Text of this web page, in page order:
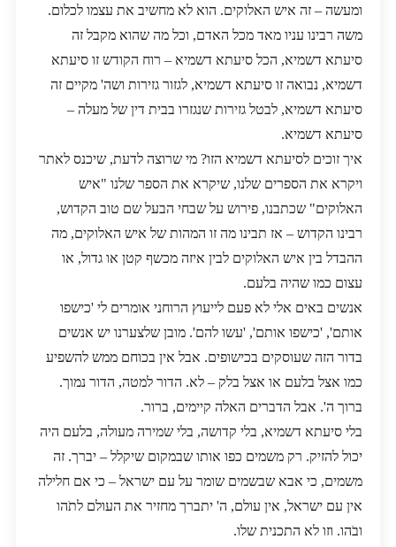
ומעשה – זה איש האלוקים. הוא לא מחשיב את עצמו לכלום.
משה רבינו עניו מאד מכל האדם, וכל מה שהוא מקבל זה
סיעתא דשמיא, הכל סיעתא דשמיא – רוח הקודש זו סיעתא
דשמיא, נבואה זו סיעתא דשמיא, לגזור גזירות ושה' מקיים זה
סיעתא דשמיא, לבטל גזירות שנגזרו בבית דין של מעלה –
סיעתא דשמיא.
איך זוכים לסיעתא דשמיא הזו? מי שרוצה לדעת, שיכנס לאתר
ויקרא את הספרים שלנו, שיקרא את הספר שלנו "איש
האלוקים" שכתבנו, פירוש על שבחי הבעל שם טוב הקדוש,
רבינו הקדוש – אז תבינו מה זו המהות של איש האלוקים, מה
ההבדל בין איש האלוקים לבין איזה מכשף קטן או גדול, או
עצום כמו שהיה בלעם.
אנשים באים אלי לא פעם לייעוץ הרוחני אומרים לי 'כישפו
אותם', 'כישפו אותם', 'עשו להם'. מובן שלצערנו יש אנשים
בדור הזה שעוסקים בכישופים. אבל אין בכוחם ממש להשפיע
כמו אצל בלעם או אצל בלק – לא. הדור למטה, הדור נמוך.
ברוך ה'. אבל הדברים האלה קיימים, ברור.
בלי סיעתא דשמיא, בלי קדושה, בלי שמירה מעולה, בלעם היה
יכול להזיק. רק משמים כפו אותו שבמקום שיקלל – יברך. זה
משמים, כי אבא שבשמים שומר על עם ישראל – כי אם חלילה
אין עם ישראל, אין עולם, ה' יתברך מחזיר את העולם לתֹהו
ובֹהו. וזו לא התכנית שלו.